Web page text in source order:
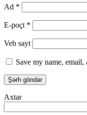
Ad *
E-poçt *
Veb sayt
Save my name,
Axtar